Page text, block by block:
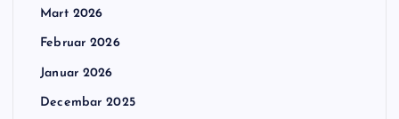
Mart 2026
Februar 2026
Januar 2026
Decembar 2025